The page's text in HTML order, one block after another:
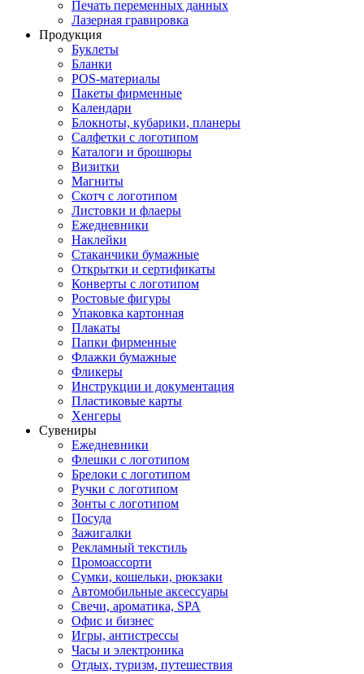
Печать переменных данных
Лазерная гравировка
Продукция
Буклеты
Бланки
POS-материалы
Пакеты фирменные
Календари
Блокноты, кубарики, планеры
Салфетки с логотипом
Каталоги и брошюры
Визитки
Магниты
Скотч с логотипом
Листовки и флаеры
Ежедневники
Наклейки
Стаканчики бумажные
Открытки и сертификаты
Конверты с логотипом
Ростовые фигуры
Упаковка картонная
Плакаты
Папки фирменные
Флажки бумажные
Фликеры
Инструкции и документация
Пластиковые карты
Хенгеры
Сувениры
Ежедневники
Флешки с логотипом
Брелоки с логотипом
Ручки с логотипом
Зонты с логотипом
Посуда
Зажигалки
Рекламный текстиль
Промоассорти
Сумки, кошельки, рюкзаки
Автомобильные аксессуары
Свечи, ароматика, SPA
Офис и бизнес
Игры, антистрессы
Часы и электроника
Отдых, туризм, путешествия